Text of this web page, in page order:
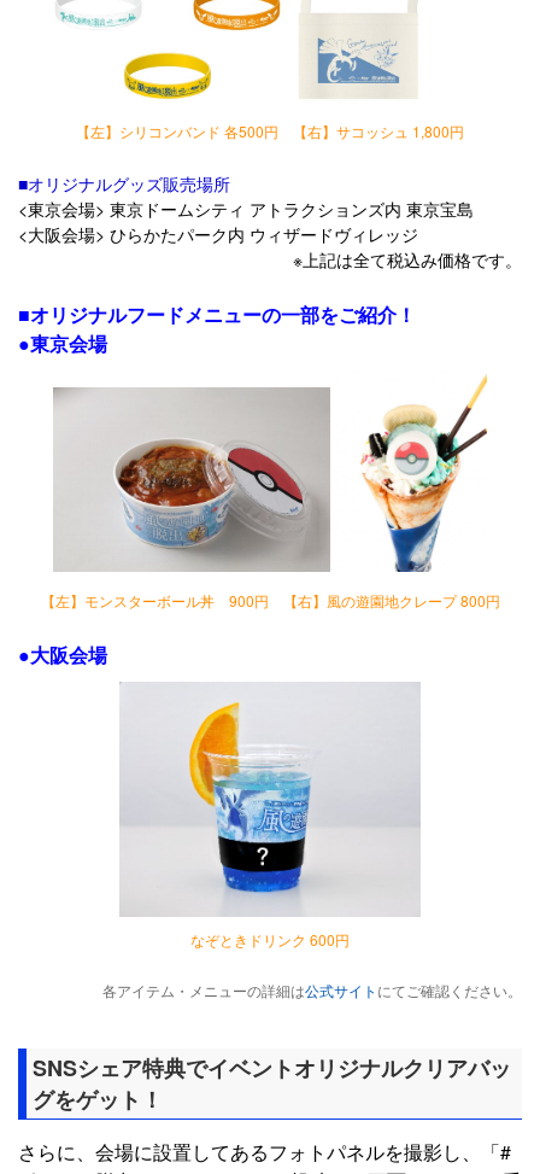
【左】シリコンバンド 各500円 【右】サコッシュ 1,800円
■オリジナルグッズ販売場所
<東京会場> 東京ドームシティ アトラクションズ内 東京宝島
<大阪会場> ひらかたパーク内 ウィザードヴィレッジ
※上記は全て税込み価格です。
■オリジナルフードメニューの一部をご紹介！
●東京会場
【左】モンスターボール丼 900円 【右】風の遊園地クレープ 800円
●大阪会場
なぞときドリンク 600円
各アイテム・メニューの詳細は公式サイト にてご確認ください。
SNSシェア特典でイベントオリジナルクリアバッ
グをゲット！
さらに、会場に設置してあるフォトパネルを撮影し、「#